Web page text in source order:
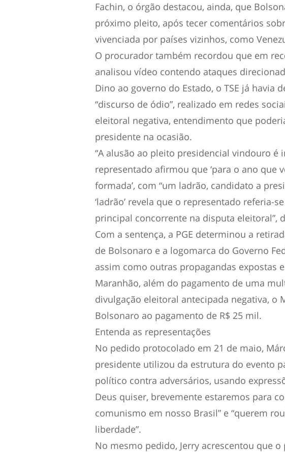
Fachin, o órgão destacou, ainda, que
próximo pleito, após tecer comentários
vivenciada por países vizinhos, como
O procurador também recordou que em
analisou vídeo contendo ataques
Dino ao governo do Estado, o TSE já havia
“discurso de ódio”, realizado em redes
eleitoral negativa, entendimento que
presidente na ocasião.
“A alusão ao pleito presidencial vindouro é
representado afirmou que ‘para o ano que
formada’, com “um ladrão, candidato a
‘ladrão’ revela que o representado referia-
principal concorrente na disputa eleitoral”,
Com a sentença, a PGE determinou a
de Bolsonaro e a logomarca do Governo
assim como outras propagandas expostas
Maranhão, além do pagamento de uma
divulgação eleitoral antecipada negativa, o
Bolsonaro ao pagamento de R$ 25 mil.
Entenda as representações
No pedido protocolado em 21 de maio,
presidente utilizou da estrutura do evento
político contra adversários, usando
Deus quiser, brevemente estaremos para
comunismo em nosso Brasil” e “querem
liberdade”.
No mesmo pedido, Jerry acrescentou que